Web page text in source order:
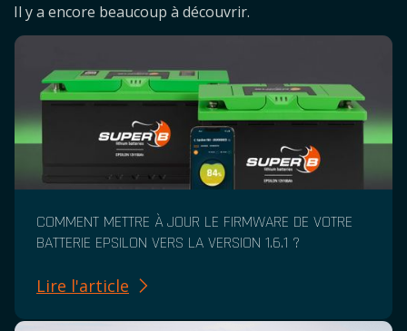
Il y a encore beaucoup à découvrir.
COMMENT METTRE À JOUR LE FIRMWARE DE VOTRE
BATTERIE EPSILON VERS LA VERSION 1.6.1 ?
Lire l'article